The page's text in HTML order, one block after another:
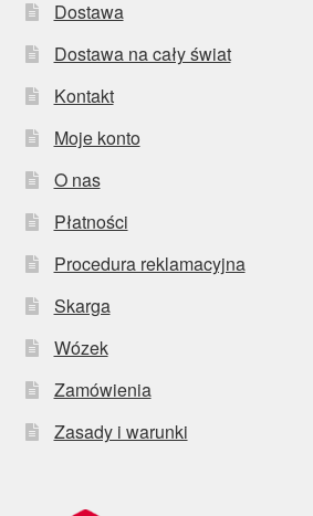
Dostawa
Dostawa na cały świat
Kontakt
Moje konto
O nas
Płatności
Procedura reklamacyjna
Skarga
Wózek
Zamówienia
Zasady i warunki